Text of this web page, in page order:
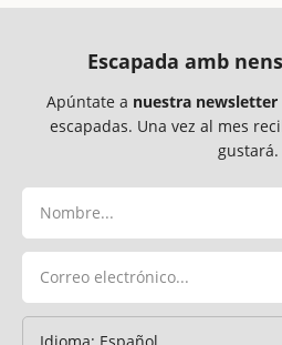
Escapada amb
Apúntate a nuestra newsletter
escapadas. Una vez al mes
gustará.